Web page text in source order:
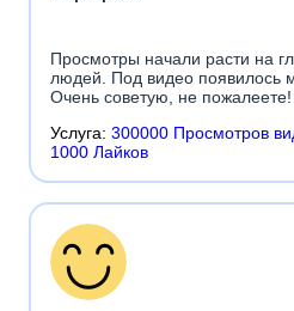
Просмотры начали расти на
людей. Под видео появилось
Очень советую, не
Услуга: 300000 Просмотров
1000 Лайков